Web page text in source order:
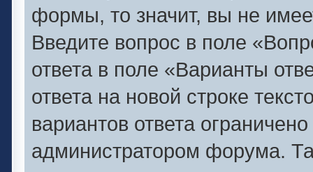
формы, то значит, вы не
Введите вопрос в поле
ответа в поле «Варианты
ответа на новой строке
вариантов ответа
администратором форума.